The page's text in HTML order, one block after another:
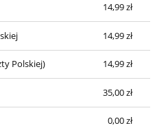
14,99 zł
14,99 zł
Polskiej) 14,99 zł
35,00 zł
0,00 zł